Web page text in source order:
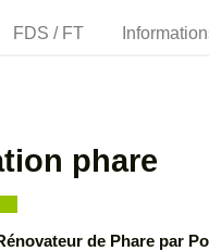
FDS / FT
phare
de Phare par